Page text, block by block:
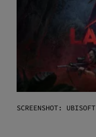
SCREENSHOT: UBISOFT